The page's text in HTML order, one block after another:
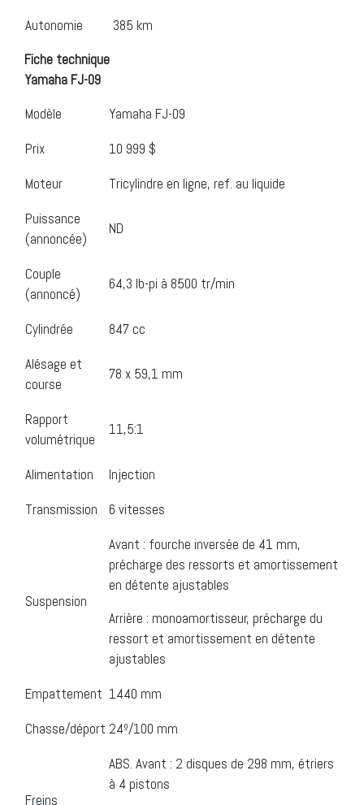
Autonomie
385 km
Fiche technique
Yamaha FJ-09
Modèle
Yamaha FJ-09
Prix
10 999 $
Moteur
Tricylindre en ligne, ref. au liquide
Puissance
(annoncée)
ND
Couple
(annoncé)
64,3 lb-pi à 8500 tr/min
Cylindrée
847 cc
Alésage et
course
78 x 59,1 mm
Rapport
volumétrique
11,5:1
Alimentation
Injection
Transmission
6 vitesses
Suspension
Avant : fourche inversée de 41 mm,
précharge des ressorts et amortissement
en détente ajustables
Arrière : monoamortisseur, précharge du
ressort et amortissement en détente
ajustables
Empattement 1440 mm
Chasse/déport 24º/100 mm
Freins
ABS. Avant : 2 disques de 298 mm, étriers
à 4 pistons